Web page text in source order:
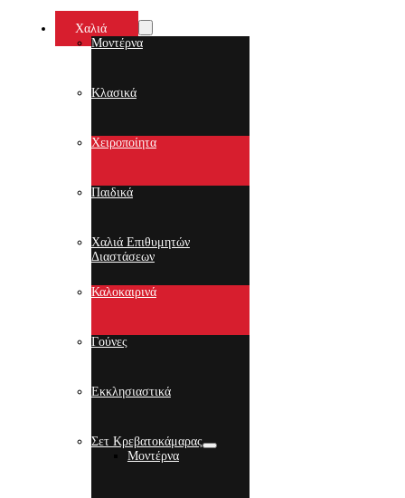
Χαλιά
Μοντέρνα
Κλασικά
Χειροποίητα
Παιδικά
Χαλιά Επιθυμητών
Διαστάσεων
Καλοκαιρινά
Γούνες
Εκκλησιαστικά
Σετ Κρεβατοκάμαρας
Μοντέρνα